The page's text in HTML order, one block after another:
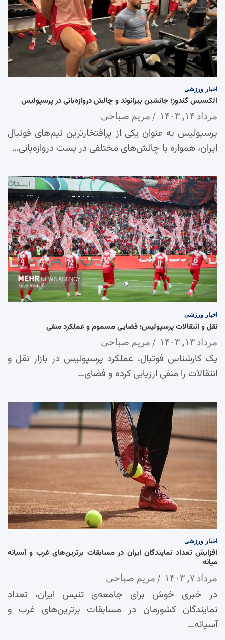
اخبار ورزشی
الکسیس گندوز؛ جانشین بیرانوند و چالش دروازه‌بانی در پرسپولیس
مرداد ۱۴, ۱۴۰۳ مریم صباحی
پرسپولیس به عنوان یکی از پرافتخارترین تیم‌های فوتبال
ایران، همواره با چالش‌های مختلفی در پست دروازه‌بانی…
اخبار ورزشی
نقل و انتقالات پرسپولیس؛ فضایی مسموم و عملکرد منفی
مرداد ۱۳, ۱۴۰۳ مریم صباحی
یک کارشناس فوتبال، عملکرد پرسپولیس در بازار نقل و
انتقالات را منفی ارزیابی کرده و فضای…
اخبار ورزشی
افزایش تعداد نمایندگان ایران در مسابقات برترین‌های غرب و آسیانه
میانه
مرداد ۷, ۱۴۰۳ مریم صباحی
در خبری خوش برای جامعه‌ی تنیس ایران، تعداد
نمایندگان کشورمان در مسابقات برترین‌های غرب و
آسیانه…